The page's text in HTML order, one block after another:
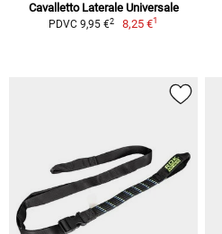
Cavalletto Laterale Universale
PDVC 9,95 €2 8,25 €1